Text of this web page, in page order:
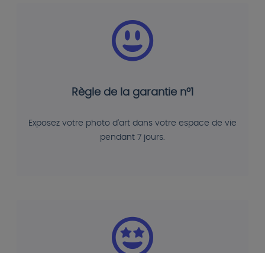
Règle de la garantie n°1
Exposez votre photo d'art dans votre espace de vie
pendant 7 jours.